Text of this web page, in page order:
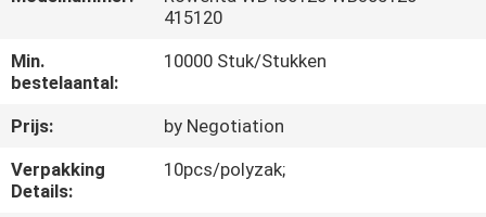
KWALITEITSCONTROLE
CONTACTEER
ONS
VERZOEK
415120
Min.
bestelaantal:
10000 Stuk/Stukken
Prijs:
by Negotiation
Verpakking
Details:
10pcs/polyzak;